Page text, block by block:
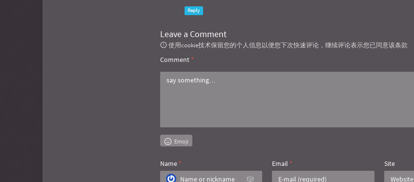
Reply
Leave a Comment
使用cookie技术保留您的个人信息以便您下次快速评论，继续评论表示您已同意该条款
Comment *
Emoji
Name *
🎲
Email * Site